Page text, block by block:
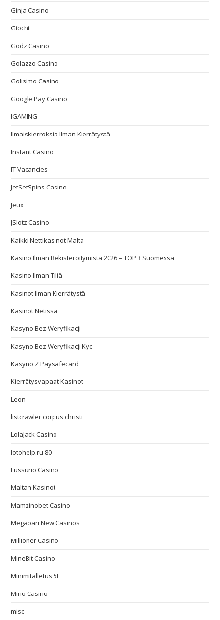
Ginja Casino
Giochi
Godz Casino
Golazzo Casino
Golisimo Casino
Google Pay Casino
IGAMING
Ilmaiskierroksia Ilman Kierrätystä
Instant Casino
IT Vacancies
JetSetSpins Casino
Jeux
JSlotz Casino
Kaikki Nettikasinot Malta
Kasino Ilman Rekisteröitymistä 2026 – TOP 3 Suomessa
Kasino Ilman Tiliä
Kasinot Ilman Kierrätystä
Kasinot Netissä
Kasyno Bez Weryfikacji
Kasyno Bez Weryfikacji Kyc
Kasyno Z Paysafecard
Kierrätysvapaat Kasinot
Leon
listcrawler corpus christi
LolaJack Casino
lotohelp.ru 80
Lussurio Casino
Maltan Kasinot
Mamzinobet Casino
Megapari New Casinos
Millioner Casino
MineBit Casino
Minimitalletus 5E
Mino Casino
misc